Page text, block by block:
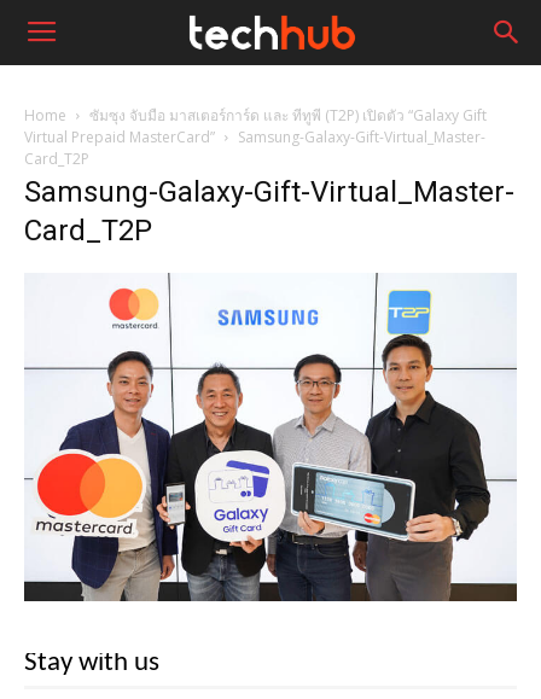
Home
ซัมซุง จับมือ มาสเตอร์การ์ด และ ทีทูพี (T2P) เปิดตัว “Galaxy Gift
Virtual Prepaid MasterCard”
Samsung-Galaxy-Gift-Virtual_Master-
Card_T2P
Samsung-Galaxy-Gift-Virtual_Master-
Card_T2P
Stay with us